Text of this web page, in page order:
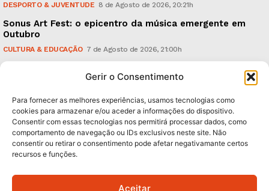
Gerir o Consentimento
Para fornecer as melhores experiências, usamos tecnologias como
cookies para armazenar e/ou aceder a informações do dispositivo.
Consentir com essas tecnologias nos permitirá processar dados, como
comportamento de navegação ou IDs exclusivos neste site. Não
consentir ou retirar o consentimento pode afetar negativamante certos
recursos e funções.
Aceitar
DESPORTO & JUVENTUDE 8 de Agosto de 2026, 20:21h
Sonus Art Fest: o epicentro da música emergente em
Outubro
CULTURA & EDUCAÇÃO 7 de Agosto de 2026, 21:00h
Subscreva Newsletter: